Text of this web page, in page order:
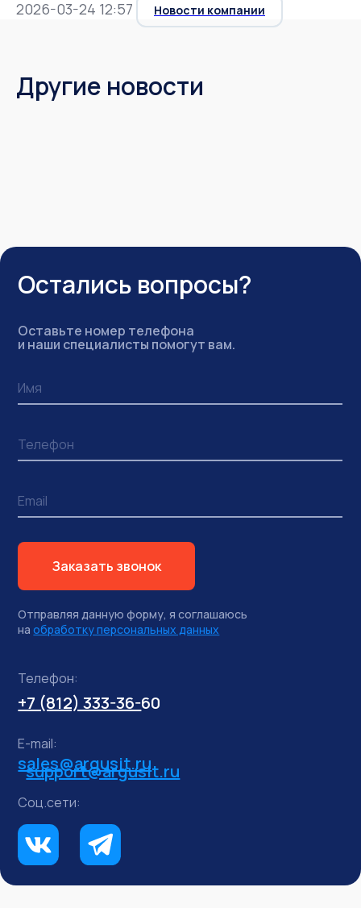
2026-03-24 12:57 Новости компании
Другие новости
Остались вопросы?
Оставьте номер телефона
и наши специалисты помогут вам.
Заказать звонок
+7 (812) 333-36-60
Телефон:
E-mail:
Соц.сети:
support@argusit.ru
sales@argusit.ru
Отправляя данную форму, я соглашаюсь
на обработку персональных данных